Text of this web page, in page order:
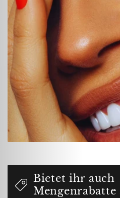
Bietet ihr auch
Mengenrabatte